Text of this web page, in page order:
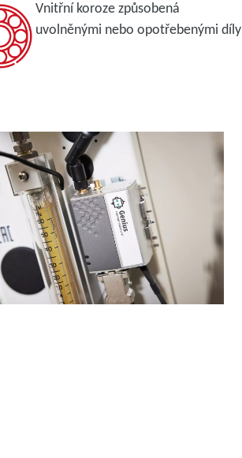
Vnitřní koroze způsobená
uvolněnými nebo opotřebenými díly